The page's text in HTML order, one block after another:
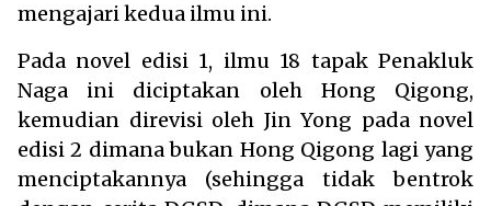
mengajari kedua ilmu ini.
Pada novel edisi 1, ilmu 18 tapak Penakluk
Naga ini diciptakan oleh Hong Qigong,
kemudian direvisi oleh Jin Yong pada novel
edisi 2 dimana bukan Hong Qigong lagi yang
menciptakannya (sehingga tidak bentrok